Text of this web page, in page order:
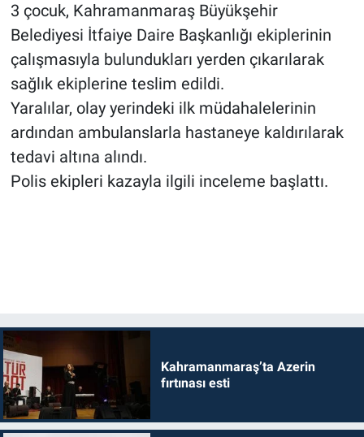
3 çocuk, Kahramanmaraş Büyükşehir
Belediyesi İtfaiye Daire Başkanlığı ekiplerinin
çalışmasıyla bulundukları yerden çıkarılarak
sağlık ekiplerine teslim edildi.
Yaralılar, olay yerindeki ilk müdahalelerinin
ardından ambulanslarla hastaneye kaldırılarak
tedavi altına alındı.
Polis ekipleri kazayla ilgili inceleme başlattı.
Kahramanmaraş’ta Azerin
fırtınası esti